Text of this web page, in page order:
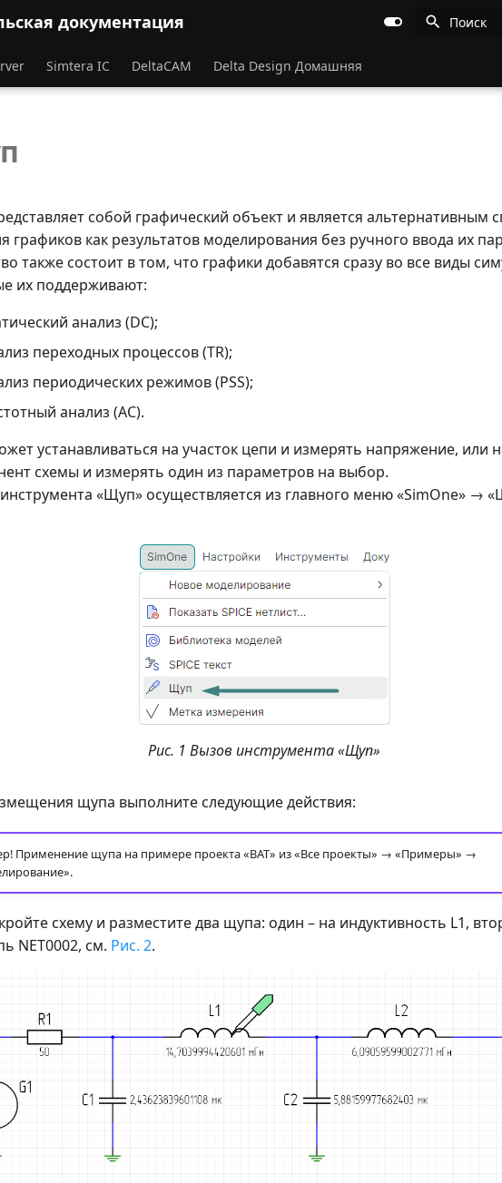
документация Поиск
Simtera IC DeltaCAM Delta Design Домашняя
собой графический объект и является альтернативным
графиков как результатов моделирования без ручного ввода их
также состоит в том, что графики добавятся сразу во все виды
их поддерживают:
анализ (DC);
переходных процессов (TR);
периодических режимов (PSS);
анализ (AC).
устанавливаться на участок цепи и измерять напряжение, или
схемы и измерять один из параметров на выбор.
«Щуп» осуществляется из главного меню «SimOne» →
Рис. 1 Вызов инструмента «Щуп»
щупа выполните следующие действия:
Применение щупа на примере проекта «BAT» из «Все проекты» → «Примеры» →
схему и разместите два щупа: один – на индуктивность L1,
NET0002, см. Рис. 2.